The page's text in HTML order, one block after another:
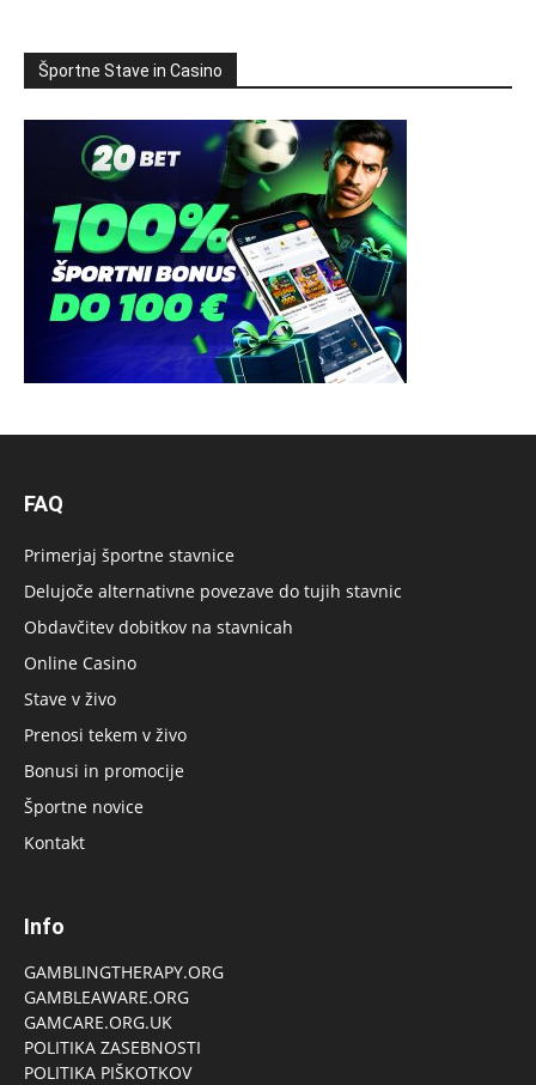
Športne Stave in Casino
FAQ
Primerjaj športne stavnice
Delujoče alternativne povezave do tujih stavnic
Obdavčitev dobitkov na stavnicah
Online Casino
Stave v živo
Prenosi tekem v živo
Bonusi in promocije
Športne novice
Kontakt
Info
GAMBLINGTHERAPY.ORG
GAMBLEAWARE.ORG
GAMCARE.ORG.UK
POLITIKA ZASEBNOSTI
POLITIKA PIŠKOTKOV